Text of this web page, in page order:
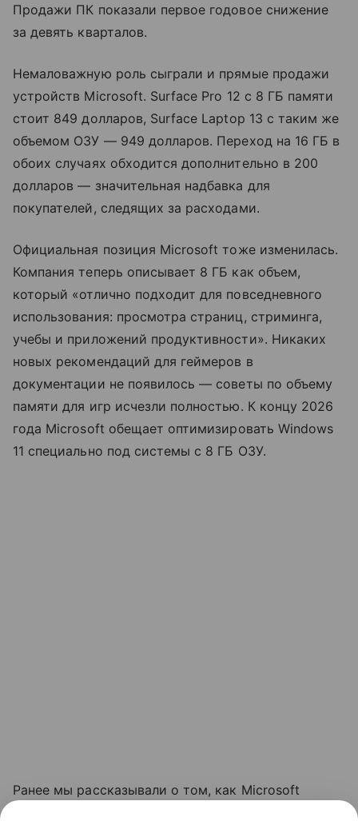
Продажи ПК показали первое годовое снижение
за девять кварталов.
Немаловажную роль сыграли и прямые продажи
устройств Microsoft. Surface Pro 12 с 8 ГБ памяти
стоит 849 долларов, Surface Laptop 13 с таким же
объемом ОЗУ — 949 долларов. Переход на 16 ГБ в
обоих случаях обходится дополнительно в 200
долларов — значительная надбавка для
покупателей, следящих за расходами.
Официальная позиция Microsoft тоже изменилась.
Компания теперь описывает 8 ГБ как объем,
который «отлично подходит для повседневного
использования: просмотра страниц, стриминга,
учебы и приложений продуктивности». Никаких
новых рекомендаций для геймеров в
документации не появилось — советы по объему
памяти для игр исчезли полностью. К концу 2026
года Microsoft обещает оптимизировать Windows
11 специально под системы с 8 ГБ ОЗУ.
Ранее мы рассказывали о том, как Microsoft